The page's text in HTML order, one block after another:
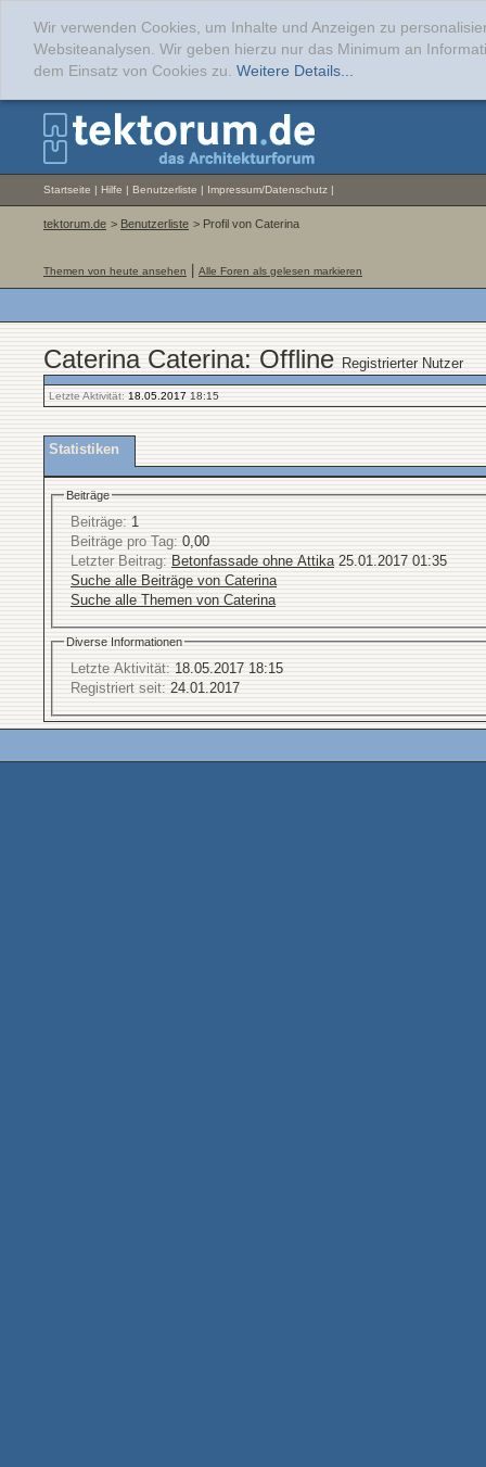
Wir verwenden Cookies, um Inhalte und Anzeigen zu
Websiteanalysen. Wir geben hierzu nur das Minimum an
dem Einsatz von Cookies zu. Weitere Details...
Startseite | Hilfe | Benutzerliste | Impressum/Datenschutz |
tektorum.de > Benutzerliste > Profil von Caterina
Themen von heute ansehen Alle Foren als gelesen markieren
Caterina Caterina: Offline Registrierter Nutzer
Letzte Aktivität: 18.05.2017 18:15
Statistiken
Beiträge
Beiträge: 1
Beiträge pro Tag: 0,00
Letzter Beitrag: Betonfassade ohne Attika 25.01.2017 01:35
Suche alle Beiträge von Caterina
Suche alle Themen von Caterina
Diverse Informationen
Letzte Aktivität: 18.05.2017 18:15
Registriert seit: 24.01.2017